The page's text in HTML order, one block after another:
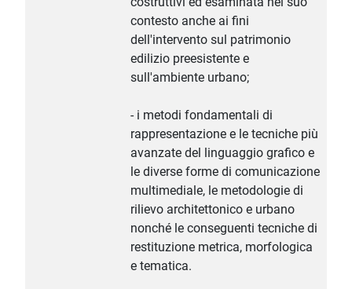
contesto anche ai fini
dell'intervento sul patrimonio
edilizio preesistente e
sull'ambiente urbano;
- i metodi fondamentali di
rappresentazione e le tecniche più
avanzate del linguaggio grafico e
le diverse forme di comunicazione
multimediale, le metodologie di
rilievo architettonico e urbano
nonché le conseguenti tecniche di
restituzione metrica, morfologica
e tematica.